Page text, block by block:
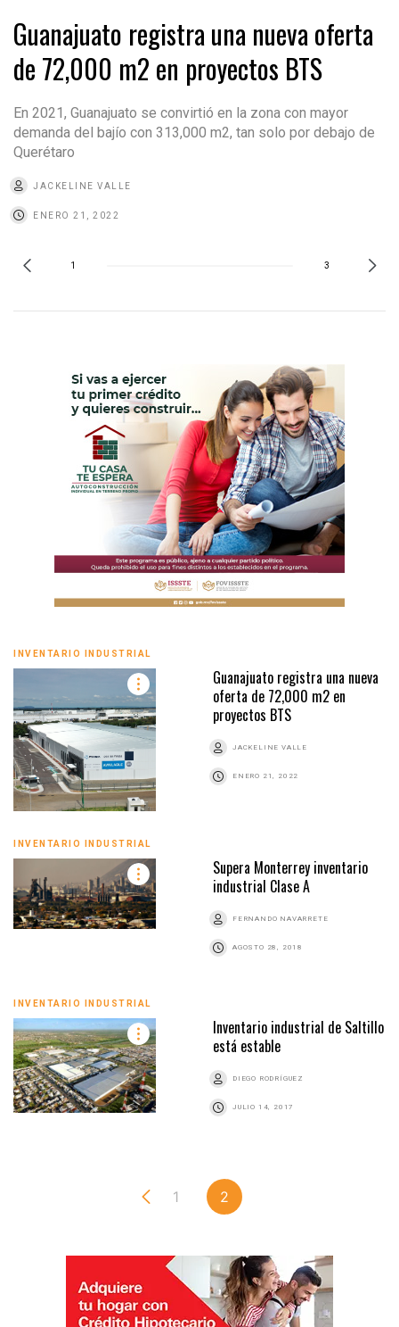
Guanajuato registra una nueva oferta
de 72,000 m2 en proyectos BTS
En 2021, Guanajuato se convirtió en la zona con mayor
demanda del bajío con 313,000 m2, tan solo por debajo de
Querétaro
JACKELINE VALLE
ENERO 21, 2022
1 3
INVENTARIO INDUSTRIAL
Guanajuato registra una nueva
oferta de 72,000 m2 en
proyectos BTS
JACKELINE VALLE
ENERO 21, 2022
INVENTARIO INDUSTRIAL
Supera Monterrey inventario
industrial Clase A
FERNANDO NAVARRETE
AGOSTO 28, 2018
INVENTARIO INDUSTRIAL
Inventario industrial de Saltillo
está estable
DIEGO RODRÍGUEZ
JULIO 14, 2017
1 2